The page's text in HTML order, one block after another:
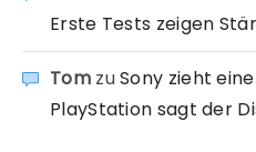
Erste Tests zeigen
TomzuSony zieht
PlayStation sagt der